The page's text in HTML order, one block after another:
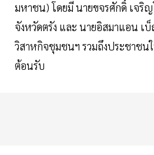
มหาชน) โดยมี นายขจรศักดิ์ เจริญ
จังหวัดตรัง และ นายอิสมาแอน เ
วิสาหกิจชุมชนฯ รวมถึงประชาชน
ต้อนรับ